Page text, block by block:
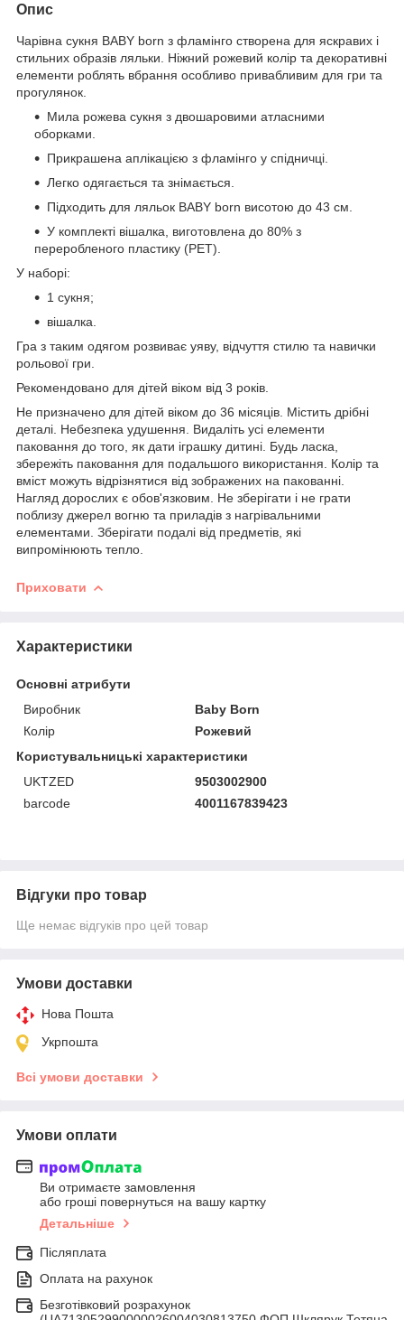
Опис
Чарівна сукня BABY born з фламінго створена для яскравих і
стильних образів ляльки. Ніжний рожевий колір та декоративні
елементи роблять вбрання особливо привабливим для гри та
прогулянок.
Мила рожева сукня з двошаровими атласними
оборками.
Прикрашена аплікацією з фламінго у спідничці.
Легко одягається та знімається.
Підходить для ляльок BABY born висотою до 43 см.
У комплекті вішалка, виготовлена до 80% з
переробленого пластику (PET).
У наборі:
1 сукня;
вішалка.
Гра з таким одягом розвиває уяву, відчуття стилю та навички
рольової гри.
Рекомендовано для дітей віком від 3 років.
Не призначено для дітей віком до 36 місяців. Містить дрібні
деталі. Небезпека удушення. Видаліть усі елементи
паковання до того, як дати іграшку дитині. Будь ласка,
збережіть паковання для подальшого використання. Колір та
вміст можуть відрізнятися від зображених на пакованні.
Нагляд дорослих є обов'язковим. Не зберігати і не грати
поблизу джерел вогню та приладів з нагрівальними
елементами. Зберігати подалі від предметів, які
випромінюють тепло.
Приховати
Характеристики
Основні атрибути
Виробник
Baby Born
Колір
Рожевий
Користувальницькі характеристики
UKTZED
9503002900
barcode
4001167839423
Відгуки про товар
Ще немає відгуків про цей товар
Умови доставки
Нова Пошта
Укрпошта
Всі умови доставки
Умови оплати
Ви отримаєте замовлення
або гроші повернуться на вашу картку
Детальніше
Післяплата
Оплата на рахунок
Безготівковий розрахунок